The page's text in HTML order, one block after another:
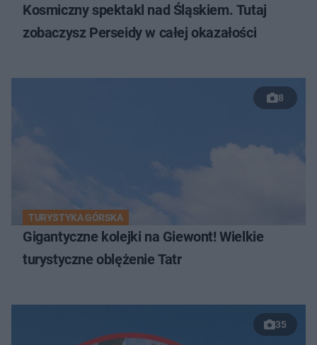
Kosmiczny spektakl nad Śląskiem. Tutaj
zobaczysz Perseidy w całej okazałości
8
TURYSTYKA GÓRSKA
Gigantyczne kolejki na Giewont! Wielkie
turystyczne oblężenie Tatr
35